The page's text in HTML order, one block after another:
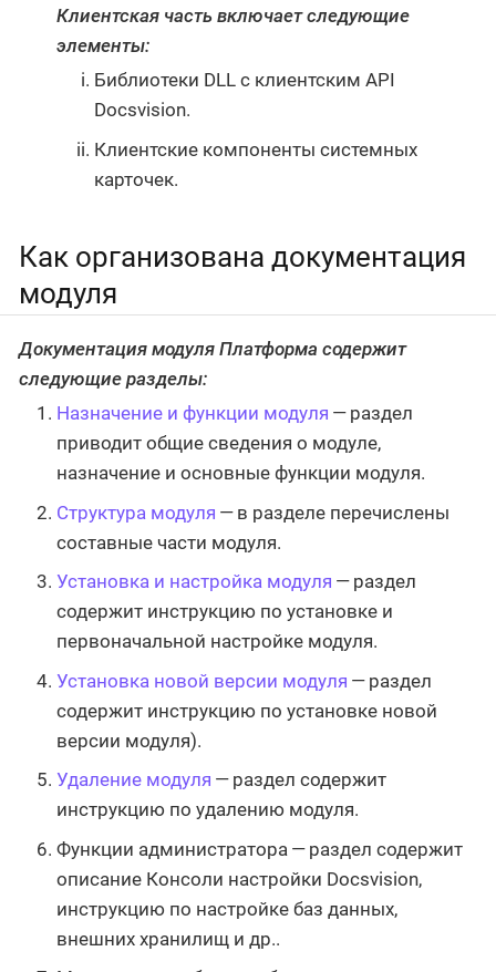
Клиентская часть включает следующие
элементы:
Библиотеки DLL с клиентским API
Docsvision.
Клиентские компоненты системных
карточек.
Как организована документация
модуля
Документация модуля Платформа содержит
следующие разделы:
Назначение и функции модуля — раздел
приводит общие сведения о модуле,
назначение и основные функции модуля.
Структура модуля — в разделе перечислены
составные части модуля.
Установка и настройка модуля — раздел
содержит инструкцию по установке и
первоначальной настройке модуля.
Установка новой версии модуля — раздел
содержит инструкцию по установке новой
версии модуля).
Удаление модуля — раздел содержит
инструкцию по удалению модуля.
Функции администратора — раздел содержит
описание Консоли настройки Docsvision,
инструкцию по настройке баз данных,
внешних хранилищ и др..